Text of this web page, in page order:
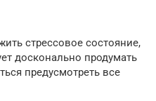
стрессовое состояние,
досконально продумать
предусмотреть все